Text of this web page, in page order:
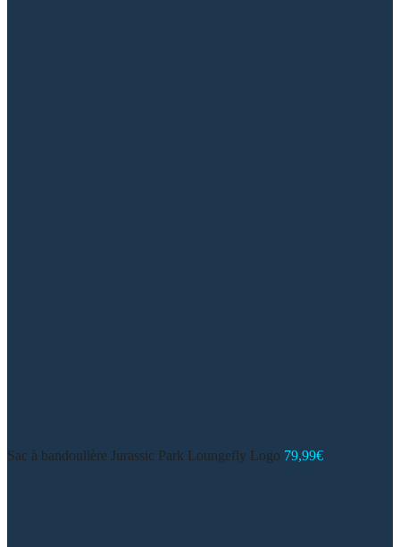
Sac à bandoulière Jurassic Park Loungefly Logo 79,99€